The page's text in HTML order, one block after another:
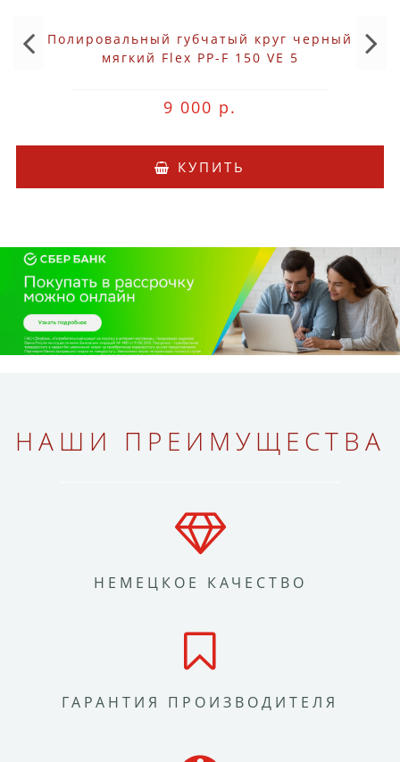
Полировальный губчатый круг черный
мягкий Flex PP-F 150 VE 5
9 000 р.
КУПИТЬ
НАШИ ПРЕИМУЩЕСТВА
НЕМЕЦКОЕ КАЧЕСТВО
ГАРАНТИЯ ПРОИЗВОДИТЕЛЯ